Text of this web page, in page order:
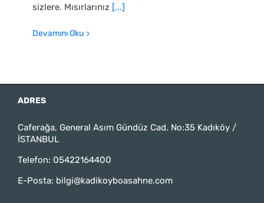
sizlere. Mısırlarınız [...]
Devamını Oku
ADRES
Caferağa, General Asım Gündüz Cad. No:35 Kadıköy /
İSTANBUL
Telefon: 05422164400
E-Posta: bilgi@kadikoyboasahne.com